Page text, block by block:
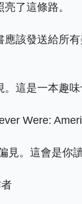
了這條路。
該發送給所
這是一本趣
Were:
見。這會是你